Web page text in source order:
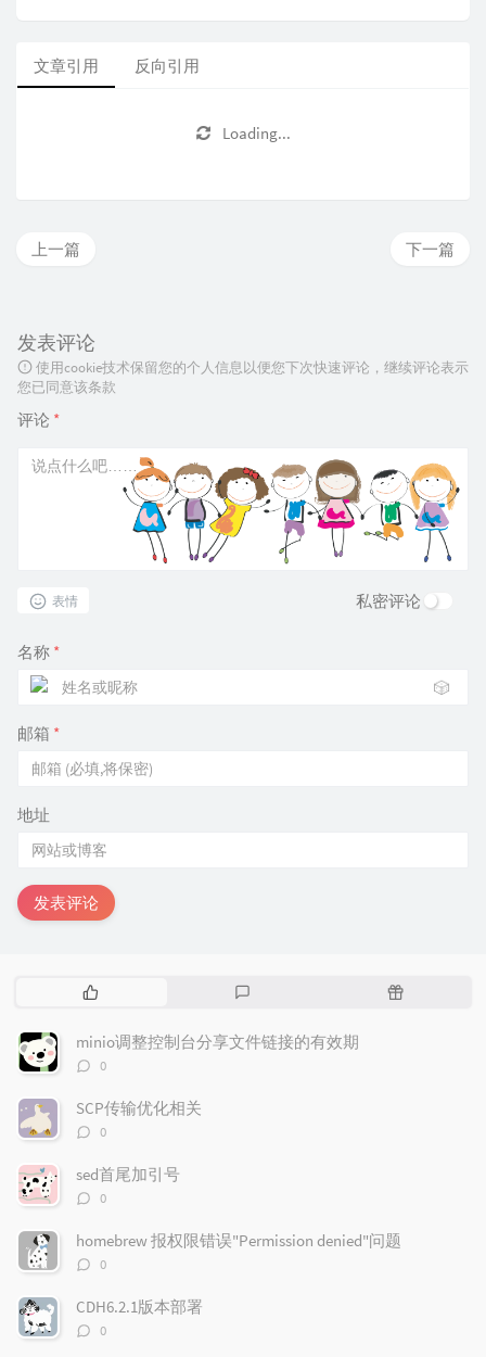
文章引用 反向引用
Loading...
下一篇
上一篇
发表评论
使用cookie技术保留您的个人信息以便您下次快速评论，继续评论表示
您已同意该条款
评论 *
表情 私密评论
名称 *
🎲
邮箱 *
地址
发表评论
热
文
章
评
随
minio调整控制台分享文件链接的有效期
评
数：
0
SCP传输优化相关
评
数：
0
sed首尾加引号
评
数：
0
homebrew 报权限错误"Permission denied"问题
评
数：
0
CDH6.2.1版本部署
评
0